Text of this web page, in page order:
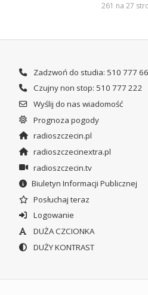
261 na 27
Zadzwoń do studia: 510 777
Czujny non stop: 510 777 222
Wyślij do nas wiadomość
Prognoza pogody
radioszczecin.pl
radioszczecinextra.pl
radioszczecin.tv
Biuletyn Informacji Publicznej
Posłuchaj teraz
Logowanie
DUŻA CZCIONKA
DUŻY KONTRAST